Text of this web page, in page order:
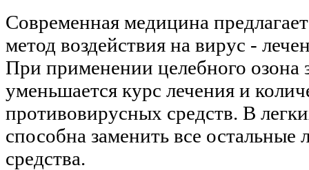
Современная медицина
метод воздействия на вирус -
При применении целебного озона
уменьшается курс лечения и
противовирусных средств. В
способна заменить все остальные
средства.